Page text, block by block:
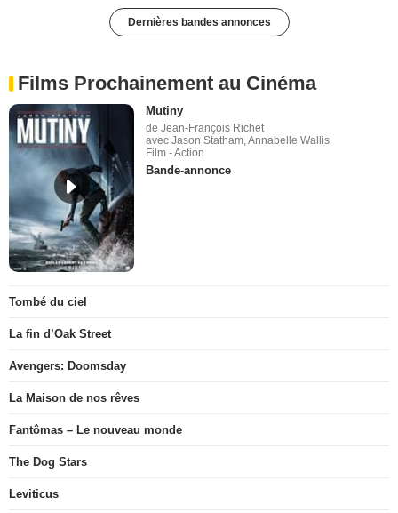
Dernières bandes annonces
Films Prochainement au Cinéma
Mutiny
de Jean-François Richet
avec Jason Statham, Annabelle Wallis
Film - Action
Bande-annonce
Tombé du ciel
La fin d’Oak Street
Avengers: Doomsday
La Maison de nos rêves
Fantômas – Le nouveau monde
The Dog Stars
Leviticus